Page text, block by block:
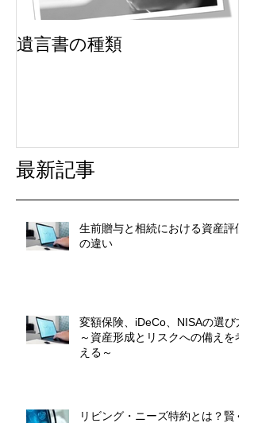
遺言書の種類
最新記事
生前贈与と相続における資産評価
の違い
変額保険、iDeCo、NISAの選び方
～資産形成とリスクへの備えを考
える～
リビング・ニーズ特約とは？賢く